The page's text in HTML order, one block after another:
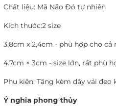
Chất liệu: Mã Não Đỏ tự nhiên
Kích thước:2 size
3,8cm x 2,4cm - phù hợp cho cả
4.7cm × 3cm - size lớn, rất phù
Phụ kiện: Tặng kèm dây vải đeo
Ý nghĩa phong thủy